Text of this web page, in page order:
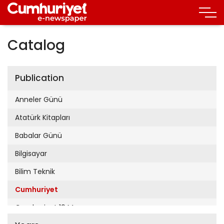
Catalog
Publication
Anneler Günü
Atatürk Kitapları
Babalar Günü
Bilgisayar
Bilim Teknik
Cumhuriyet
Cumhuriyet 19 Mayıs